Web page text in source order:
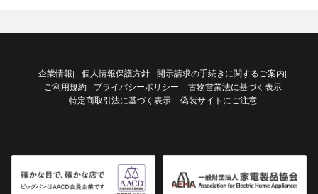
企業情報| 個人情報保護方針 開示請求の手続きに関するご案内|
ご利用規約 プライバシーポリシー|
古物営業法に基づく表示
特定商取引法に基づく表示| 偽装サイトにご注意